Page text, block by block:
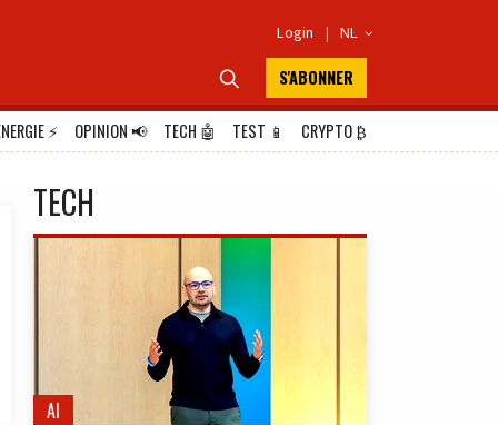
Login | NL 
 S'ABONNER
⚡ OPINION📢 TECH 🤖 TEST 📱 CRYPTO₿
TECH
AI